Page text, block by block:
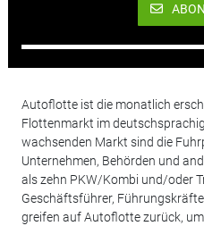
Autoflotte ist die monatlich
Flottenmarkt im
wachsenden Markt sind die
Unternehmen, Behörden und
als zehn PKW/Kombi und/oder
Geschäftsführer,
greifen auf Autoflotte zurück,